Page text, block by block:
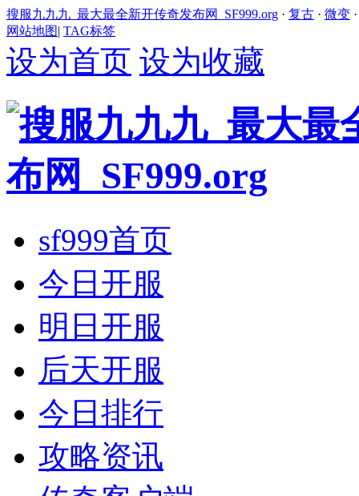
搜服九九九_最大最全新开传奇发布网_SF999.org · 复古 · 微变
网站地图| TAG标签
设为首页 设为收藏
sf999首页
今日开服
明日开服
后天开服
今日排行
攻略资讯